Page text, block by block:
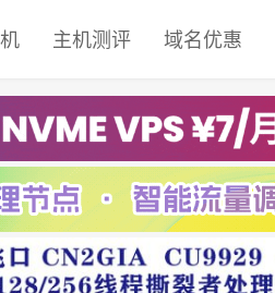
主机测评 域名优惠